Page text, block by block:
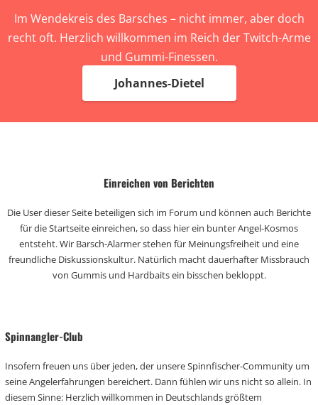
Im Wendekreis des Barsches – nicht immer, aber doch
recht oft. Herzlich willkommen im Reich der Twitch-Arme
und Gummi-Finessen.
Johannes-Dietel
Einreichen von Berichten
Die User dieser Seite beteiligen sich im Forum und können auch Berichte
für die Startseite einreichen, so dass hier ein bunter Angel-Kosmos
entsteht. Wir Barsch-Alarmer stehen für Meinungsfreiheit und eine
freundliche Diskussionskultur. Natürlich macht dauerhafter Missbrauch
von Gummis und Hardbaits ein bisschen bekloppt.
Spinnangler-Club
Insofern freuen uns über jeden, der unsere Spinnfischer-Community um
seine Angelerfahrungen bereichert. Dann fühlen wir uns nicht so allein. In
diesem Sinne: Herzlich willkommen in Deutschlands größtem